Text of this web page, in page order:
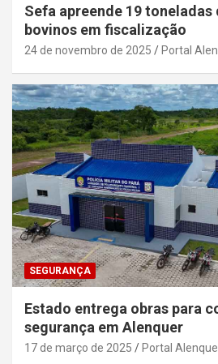
Sefa apreende 19 toneladas
bovinos em fiscalização
24 de novembro de 2025 Portal
SEGURANÇA
Estado entrega obras para
segurança em Alenquer
17 de março de 2025 Portal